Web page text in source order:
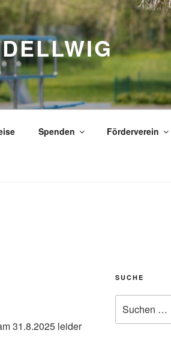
Spenden Förderverein
31.8.2025 leider
SUCHE
nach: